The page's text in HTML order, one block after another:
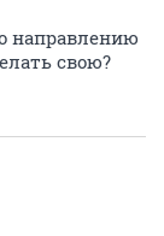
направлению
свою?